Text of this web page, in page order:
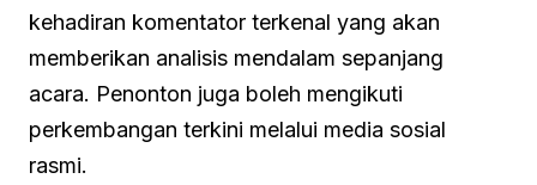
kehadiran komentator terkenal yang akan
memberikan analisis mendalam sepanjang
acara. Penonton juga boleh mengikuti
perkembangan terkini melalui media sosial
rasmi.